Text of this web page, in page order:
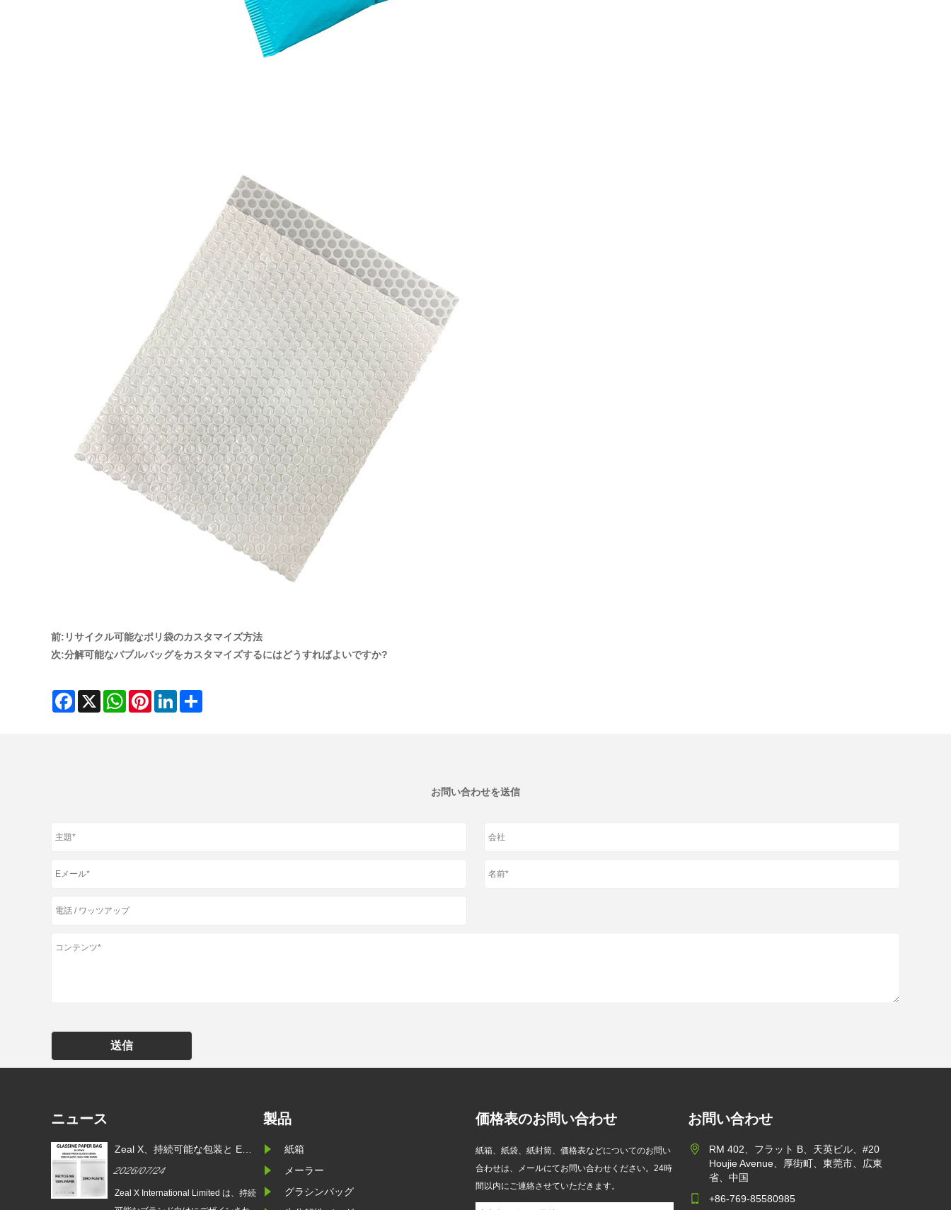
前: リサイクル可能なポリ袋のカスタマイズ方法
次:分解可能なバブルバッグをカスタマイズするにはどうすればよいですか?
Facebook WhatsAppPinterestLinkedIn
お問い合わせを送信
送信
ニュース
Zeal X、世界的ブランドによる
替を支援するカスタムグラシン
紙バッグを発売
2026/07/22
持続可能な包装に対する世界的な需
Zeal X、持続可能な包装と EU
ラシン紙バッグを導入
2026/07/24
Zeal X International Limited は、持続
Zeal X、世界的ブランドによる
使い捨てプラスチック包装の代
紙バッグを発売
2026/07/22
持続可能な包装に対する世界的な需
製品
紙箱
メーラー
グラシンバッグ
価格表のお問い合わせ
紙箱、紙袋、紙封筒、価格表などについてのお問い
合わせは、メールにてお問い合わせください。24時
間以内にご連絡させていただきます。
お問い合わせ
RM 402、フラット B、天英ビル、#20
Houjie Avenue、厚街町、東莞市、広東
省、中国
+86-769-85580985